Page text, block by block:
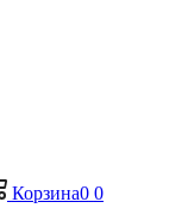
Корзина0 0